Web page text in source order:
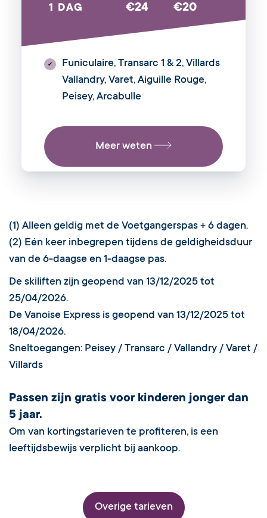
1 DAG €24 €20
✔
Funiculaire, Transarc 1 & 2, Villards
Vallandry, Varet, Aiguille Rouge,
Peisey, Arcabulle
Meer weten
(1) Alleen geldig met de Voetgangerspas + 6 dagen.
(2) Eén keer inbegrepen tijdens de geldigheidsduur
van de 6-daagse en 1-daagse pas.
De skiliften zijn geopend van 13/12/2025 tot
25/04/2026.
De Vanoise Express is geopend van 13/12/2025 tot
18/04/2026.
Sneltoegangen: Peisey / Transarc / Vallandry / Varet /
Villards
Passen zijn gratis voor kinderen jonger dan
5 jaar.
Om van kortingstarieven te profiteren, is een
leeftijdsbewijs verplicht bij aankoop.
Overige tarieven